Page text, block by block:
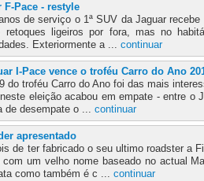
F-Pace - restyle
de serviço o 1ª SUV da Jaguar
retoques ligeiros por fora, mas no
Exteriormente a ... continuar
I-Pace vence o troféu Carro do Ano
do troféu Carro do Ano foi das mais
eleição acabou em empate - entre o
de desempate o ... continuar
apresentado
de ter fabricado o seu ultimo roadster a
com um velho nome baseado no actual
como também é c ... continuar